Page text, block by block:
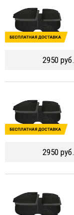
2950 руб.
2950 руб.